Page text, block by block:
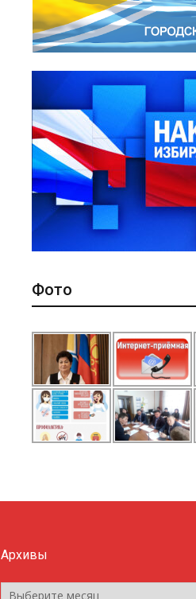
Фото
Архивы
Архивы